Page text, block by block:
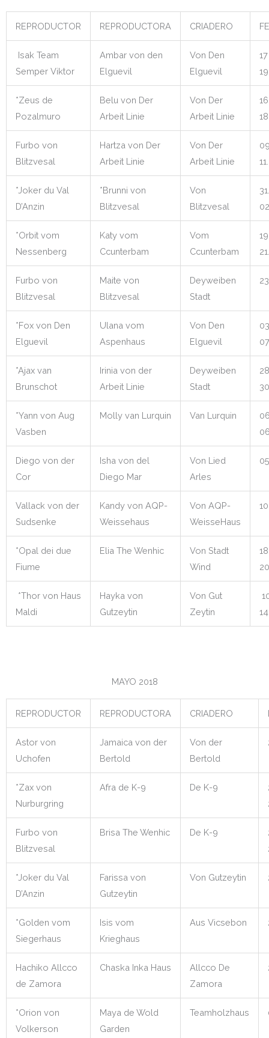
REPRODUCTOR REPRODUCTORA CRIADERO
Isak Team
Semper Viktor
Ambar von den
Elguevil
Von Den
Elguevil
*Zeus de
Pozalmuro
Belu von Der
Arbeit Linie
Von Der
Arbeit Linie
Furbo von
Blitzvesal
Hartza von Der
Arbeit Linie
Von Der
Arbeit Linie
*Joker du Val
D’Anzin
*Brunni von
Blitzvesal
Von
Blitzvesal
*Orbit vom
Nessenberg
Katy vom
Ccunterbam
Vom
Ccunterbam
Furbo von
Blitzvesal
Maite von
Blitzvesal
Deyweiben
Stadt
*Fox von Den
Elguevil
Ulana vom
Aspenhaus
Von Den
Elguevil
*Ajax van
Brunschot
Irinia von der
Arbeit Linie
Deyweiben
Stadt
*Yann von Aug
Vasben
Molly van Lurquin Van Lurquin
Diego von der
Cor
Isha von del
Diego Mar
Von Lied
Arles
Vallack von der
Sudsenke
Kandy von AQP-
Weissehaus
Von AQP-
WeisseHaus
*Opal dei due
Fiume
Elia The Wenhic
Von Stadt
Wind
*Thor von Haus
Maldi
Hayka von
Gutzeytin
Von Gut
Zeytin
MAYO 2018
REPRODUCTOR REPRODUCTORA CRIADERO
Astor von
Uchofen
Jamaica von der
Bertold
Von der
Bertold
*Zax von
Nurburgring
Afra de K-9 De K-9
Furbo von
Blitzvesal
Brisa The Wenhic De K-9
*Joker du Val
D’Anzin
Farissa von
Gutzeytin
Von Gutzeytin
*Golden vom
Siegerhaus
Isis vom
Krieghaus
Aus Vicsebon
Hachiko Allcco
de Zamora
Chaska Inka Haus
Allcco De
Zamora
*Orion von
Volkerson
Maya de Wold
Garden
Teamholzhaus